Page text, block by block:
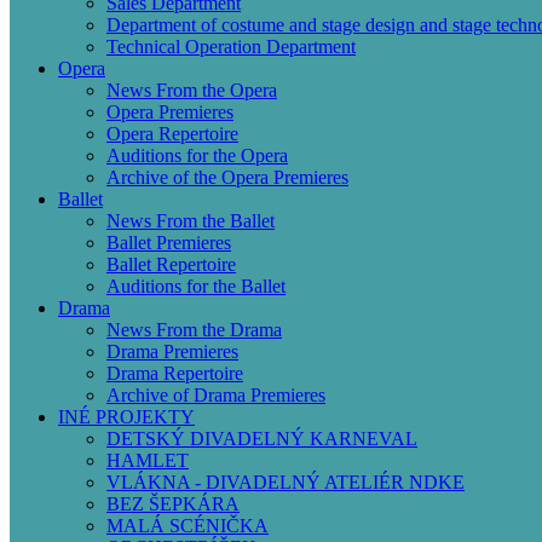
Department of costume and stage design and stage
Technical Operation Department
Opera
News From the Opera
Opera Premieres
Opera Repertoire
Auditions for the Opera
Archive of the Opera Premieres
Ballet
News From the Ballet
Ballet Premieres
Ballet Repertoire
Auditions for the Ballet
Drama
News From the Drama
Drama Premieres
Drama Repertoire
Archive of Drama Premieres
INÉ PROJEKTY
DETSKÝ DIVADELNÝ KARNEVAL
HAMLET
VLÁKNA - DIVADELNÝ ATELIÉR NDKE
BEZ ŠEPKÁRA
MALÁ SCÉNIČKA